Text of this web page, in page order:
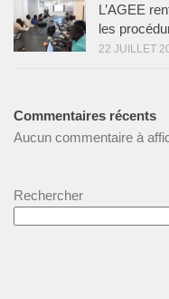
L’AGEE
les
22 JUILLET
Commentaires récents
Aucun commentaire à
Rechercher